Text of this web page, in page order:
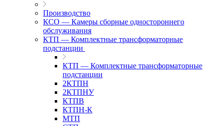
Производство
КСО — Камеры сборные одностороннего
обслуживания
КТП — Комплектные трансформаторные
подстанции
КТП — Комплектные трансформаторные
подстанции
2КТПН
2КТПНУ
КТПВ
КТПН-К
МТП